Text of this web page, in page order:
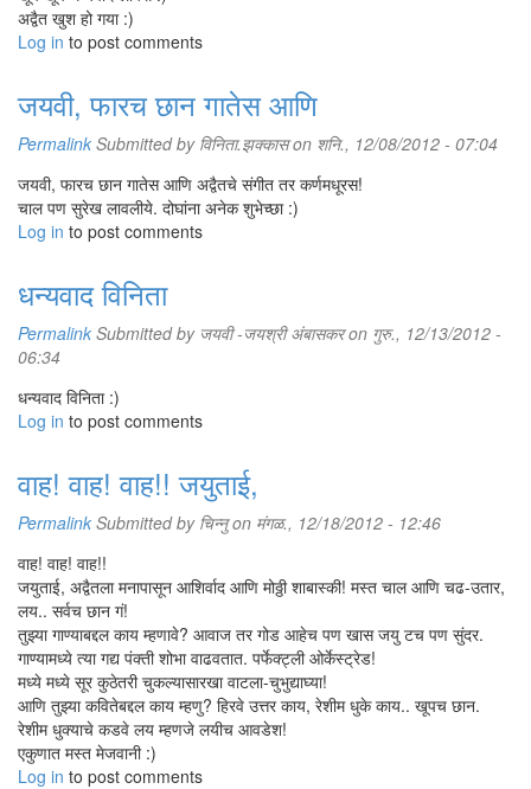
अद्वैत खुश हो गया :)
Log in to post comments
जयवी, फारच छान गातेस आणि
Permalink Submitted by विनिता.झक्कासon शनि., 12/08/2012 - 07:04
जयवी, फारच छान गातेस आणि अद्वैतचे संगीत तर कर्णमधूरस!
चाल पण सुरेख लावलीये. दोघांना अनेक शुभेच्छा :)
Log in to post comments
धन्यवाद विनिता
Permalink Submitted by जयवी -जयश्री अंबासकरon गुरु., 12/13/2012 -
06:34
धन्यवाद विनिता :)
Log in to post comments
वाह! वाह! वाह!! जयुताई,
Permalink Submitted by चिन्नुon मंगळ., 12/18/2012 - 12:46
वाह! वाह! वाह!!
जयुताई, अद्वैतला मनापासून आशिर्वाद आणि मोठ्ठी शाबास्की! मस्त चाल आणि चढ-उतार,
लय.. सर्वच छान गं!
तुझ्या गाण्याबद्दल काय म्हणावे? आवाज तर गोड आहेच पण खास जयु टच पण सुंदर.
गाण्यामध्ये त्या गद्य पंक्ती शोभा वाढवतात. पर्फेक्ट्ली ओर्केस्ट्रेड!
मध्ये मध्ये सूर कुठेतरी चुकल्यासारखा वाटला-चुभुद्याघ्या!
आणि तुझ्या कवितेबद्दल काय म्हणु? हिरवे उत्तर काय, रेशीम धुके काय.. खूपच छान.
रेशीम धुक्याचे कडवे लय म्हणजे लयीच आवडेश!
एकुणात मस्त मेजवानी :)
Log in to post comments